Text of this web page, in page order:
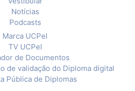
Notícias
Podcasts
Marca UCPel
TV UCPel
de Documentos
de validação do Diploma digital
Pública de Diplomas